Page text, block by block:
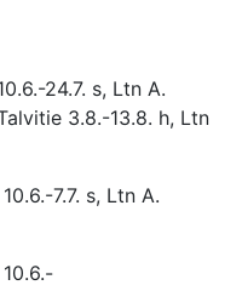
24.7. s, Ltn A.
3.8.-13.8. h, Ltn
7.7. s, Ltn A.